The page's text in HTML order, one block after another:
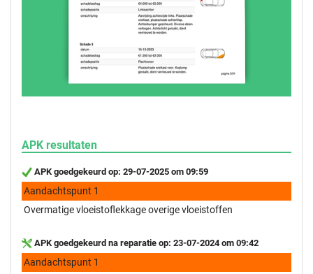
APK resultaten
APK goedgekeurd op: 29-07-2025 om 09:59
Aandachtspunt 1
Overmatige vloeistoflekkage overige vloeistoffen
APK goedgekeurd na reparatie op: 23-07-2024 om 09:42
Aandachtspunt 1